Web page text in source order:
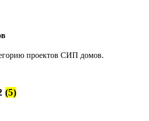
проектов СИП домов.
(5)